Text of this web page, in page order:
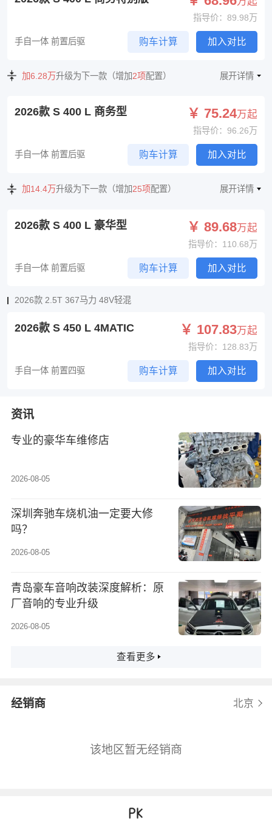
指导价：89.98万
手自一体 前置后驱 购车计算 加入对比
加6.28万升级为下一款（增加2项配置） 展开详情
2026款 S 400 L 商务型 ￥ 75.24万起
指导价：96.26万
手自一体 前置后驱 购车计算 加入对比
加14.4万升级为下一款（增加25项配置） 展开详情
2026款 S 400 L 豪华型 ￥ 89.68万起
指导价：110.68万
手自一体 前置后驱 购车计算 加入对比
2026款 2.5T 367马力 48V轻混
2026款 S 450 L 4MATIC ￥ 107.83万起
指导价：128.83万
手自一体 前置四驱 购车计算 加入对比
资讯
专业的豪华车维修店
2026-08-05
深圳奔驰车烧机油一定要大修
吗？
2026-08-05
青岛豪车音响改装深度解析：原
厂音响的专业升级
2026-08-05
查看更多
经销商 北京
该地区暂无经销商